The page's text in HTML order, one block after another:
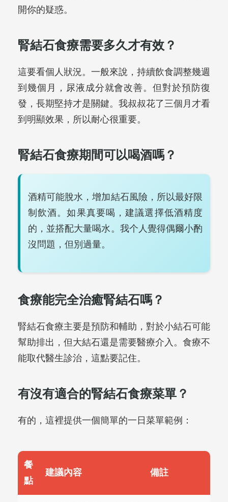
開你的疑惑。
腎結石食療需要多久才有效？
這要看個人狀況。一般來說，持續飲食調整幾週
到幾個月，尿液成分就會改善。但對於預防復
發，長期堅持才是關鍵。我叔叔花了三個月才看
到明顯效果，所以耐心很重要。
腎結石食療期間可以喝酒嗎？
酒精可能脫水，增加結石風險，所以最好限
制飲酒。如果真要喝，建議選擇低酒精度
的，並搭配大量喝水。我个人覺得偶爾小酌
沒問題，但別過量。
食療能完全治癒腎結石嗎？
腎結石食療主要是預防和輔助，對於小結石可能
幫助排出，但大結石還是需要醫療介入。食療不
能取代醫生診治，這點要記住。
有沒有適合的腎結石食療菜單？
有的，這裡提供一個簡單的一日菜單範例：
餐
點
建議內容 備註